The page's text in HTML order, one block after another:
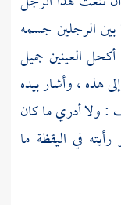
الرجلين جسمه
العينين جميل
هذه ، وأشار بيده
: ولا أدري ما كان
في اليقظة ما